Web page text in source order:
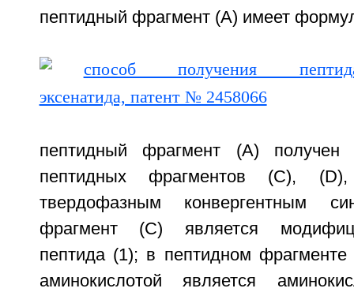
пептидный фрагмент (А) имеет
пептидный фрагмент (А) получен
пептидных фрагментов (С),
твердофазным конвергентным
фрагмент (С) является
пептида (1); в пептидном
аминокислотой является